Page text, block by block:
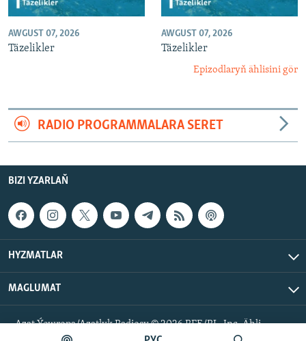
AWGUST 07, 2026
Täzelikler
AWGUST 07, 2026
Täzelikler
Epizodlaryň ählisini gör
RADIO PROGRAMMALARA SERET
BIZI YZARLAŇ
HYZMATLAR
MAGLUMAT
Azat Ýewropa/Azatlyk Radiosy © 2026 RFE/RL, Inc. Ähli
hukuklar goralan.